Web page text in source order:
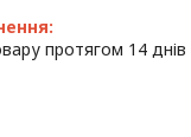
протягом 14 днів